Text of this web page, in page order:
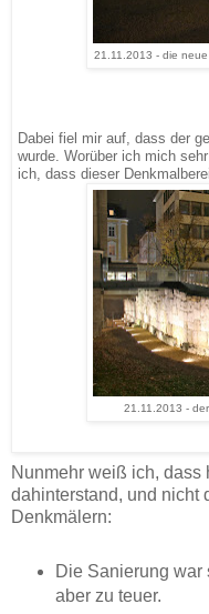
21.11.2013 - die
Dabei fiel mir auf, dass der
wurde. Worüber ich mich
ich, dass dieser
21.11.2013 -
Nunmehr weiß ich, dass
dahinterstand, und nicht
Denkmälern:
Die Sanierung war
aber zu teuer.